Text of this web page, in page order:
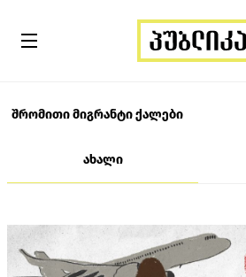
შრომითი მიგრანტი ქალები
ახალი